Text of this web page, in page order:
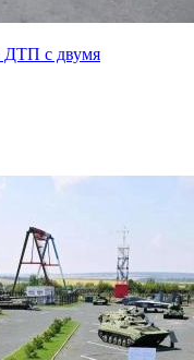
ДТП с двумя